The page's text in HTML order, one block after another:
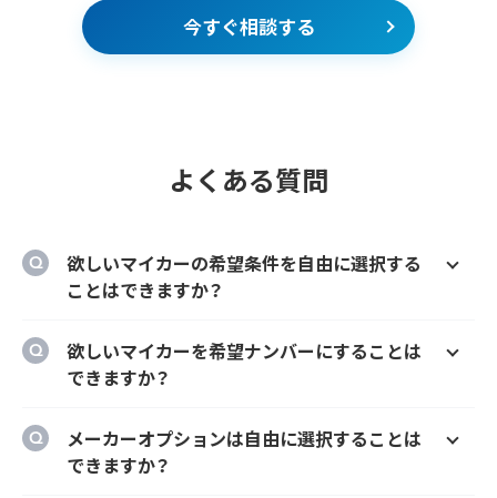
今すぐ相談する
よくある質問
欲しいマイカーの希望条件を自由に選択する
ことはできますか？
ー、契約期間、ボーナス払い等を自由に選択す
ることができます。
欲しいマイカーを希望ナンバーにすることは
できますか？
とができます。
メーカーオプションは自由に選択することは
できますか？